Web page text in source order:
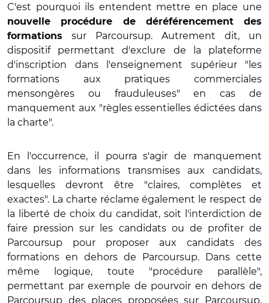
C'est pourquoi ils entendent mettre en place une
nouvelle procédure de déréférencement des
formations
sur Parcoursup. Autrement dit, un
dispositif permettant d'exclure de la plateforme
d'inscription dans l'enseignement supérieur "les
formations aux pratiques commerciales
mensongères ou frauduleuses" en cas de
manquement aux "règles essentielles édictées dans
la charte".
En l'occurrence, il pourra s'agir de manquement
dans les informations transmises aux candidats,
lesquelles devront être "claires, complètes et
exactes". La charte réclame également le respect de
la liberté de choix du candidat, soit l'interdiction de
faire pression sur les candidats ou de profiter de
Parcoursup pour proposer aux candidats des
formations en dehors de Parcoursup. Dans cette
même logique, toute "procédure parallèle",
permettant par exemple de pourvoir en dehors de
Parcoursup des places proposées sur Parcoursup,